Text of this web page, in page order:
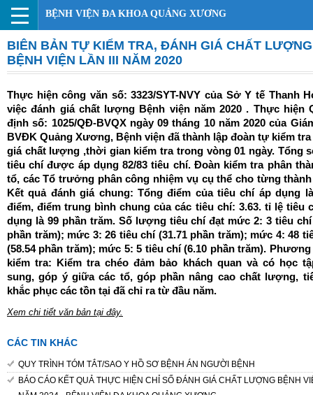
BỆNH VIỆN ĐA KHOA QUẢNG XƯƠNG
BIÊN BẢN TỰ KIỂM TRA, ĐÁNH GIÁ CHẤT LƯỢNG
BỆNH VIỆN LẦN III NĂM 2020
Thực hiện công văn số: 3323/SYT-NVY của Sở Y tế Thanh
việc đánh giá chất lượng Bệnh viện năm 2020 . Thực hiện
định số: 1025/QĐ-BVQX ngày 09 tháng 10 năm 2020 của
BVĐK Quảng Xương, Bệnh viện đã thành lập đoàn tự kiểm tra
giá chất lượng ,thời gian kiểm tra trong vòng 01 ngày. Tổng
tiêu chí được áp dụng 82/83 tiêu chí. Đoàn kiểm tra phân
tổ, các Tổ trưởng phân công nhiệm vụ cụ thể cho từng
Kết quả đánh giá chung: Tổng điểm của tiêu chí áp dụng
điểm, điểm trung bình chung của các tiêu chí: 3.63. tỉ lệ tiêu
dụng là 99 phần trăm. Số lượng tiêu chí đạt mức 2: 3 tiêu chí
phần trăm); mức 3: 26 tiêu chí (31.71 phần trăm); mức 4: 48
(58.54 phần trăm); mức 5: 5 tiêu chí (6.10 phần trăm). Phương
kiểm tra: Kiểm tra chéo đảm bảo khách quan và có học
sung, góp ý giữa các tổ, góp phần nâng cao chất lượng,
khắc phục các tồn tại đã chỉ ra từ đầu năm.
Xem chi tiết văn bản tại đây.
CÁC TIN KHÁC
QUY TRÌNH TÓM TẮT/SAO Y HỒ SƠ BỆNH ÁN NGƯỜI BỆNH
BÁO CÁO KẾT QUẢ THỰC HIỆN CHỈ SỐ ĐÁNH GIÁ CHẤT LƯỢNG BỆNH